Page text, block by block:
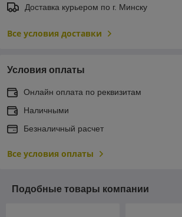
Доставка курьером по г. Минску
Все условия доставки
Условия оплаты
Онлайн оплата по реквизитам
Наличными
Безналичный расчет
Все условия оплаты
Подобные товары компании